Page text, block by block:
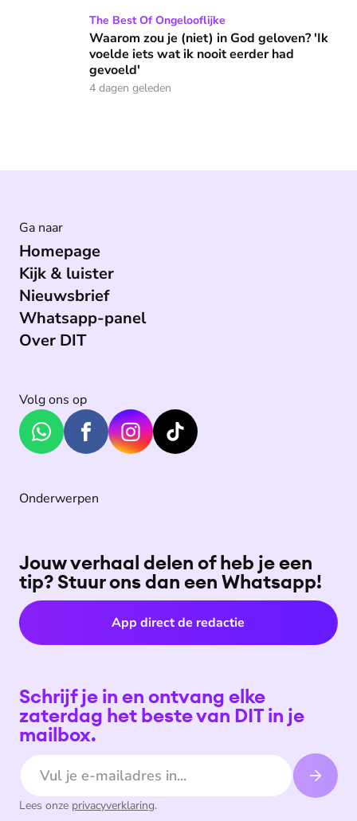
Waarom zou je (niet) in God geloven? 'Ik voelde iets wat
The Best Of Ongelooflijke
Waarom zou je (niet) in God geloven? 'Ik
voelde iets wat ik nooit eerder had
gevoeld'
4 dagen geleden
Ga naar
Homepage
Kijk & luister
Nieuwsbrief
Whatsapp-panel
Over DIT
Volg ons op
Onderwerpen
Jouw verhaal delen of heb je een
tip? Stuur ons dan een Whatsapp!
App direct de redactie
Schrijf je in en ontvang elke
zaterdag het beste van DIT in je
mailbox.
E-mailadres
Lees onze privacyverklaring.